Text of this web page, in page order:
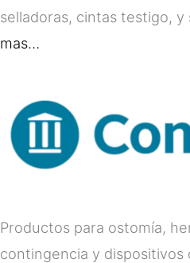
selladoras, cintas testigo, y
mas…
Productos para ostomía,
contingencia y dispositivos